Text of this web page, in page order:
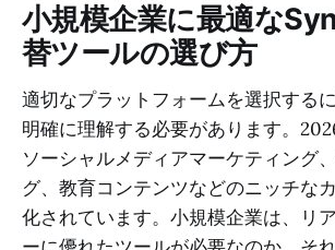
小規模企業に最適な
替ツールの選び方
適切なプラットフォームを選択する
明確に理解する必要があります。
ソーシャルメディアマーケティング
グ、教育コンテンツなどのニッチな
化されています。小規模企業は、リ